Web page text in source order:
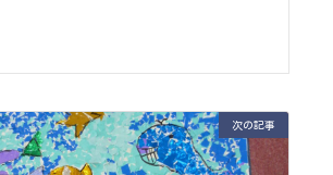
次の記事